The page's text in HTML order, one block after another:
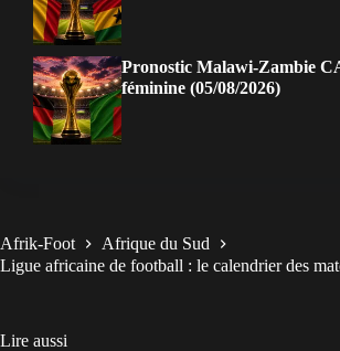
Pronostic Malawi-Zambie
féminine (05/08/2026)
Afrik-Foot
Afrique du Sud
Ligue africaine de football : le calendrier des
Lire aussi